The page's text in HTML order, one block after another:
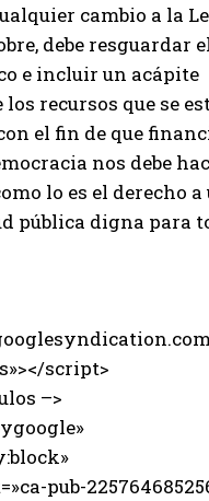
cambio a la
debe resguardar
e incluir un acápite
recursos que se
el fin de que
nos debe
lo es el derecho a
pública digna para
script>
–>
pub-